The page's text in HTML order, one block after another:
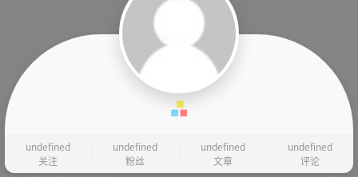
undefined
关注
undefined
粉丝
undefined
文章
undefined
评论